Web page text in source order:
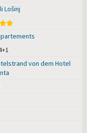
Lošinj
von dem Hotel